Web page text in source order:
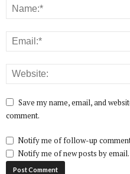
Save my name, email, and
comment.
Notify me of follow-up
Notify me of new posts by email.